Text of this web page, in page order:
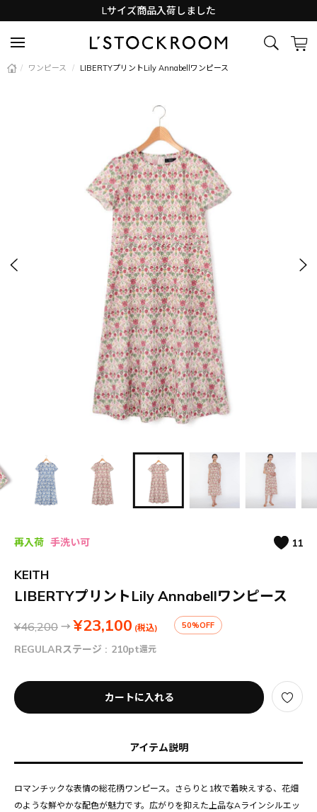
Lサイズ商品入荷しました
/ ワンピース / LIBERTYプリントLily Annabellワンピース
再入荷 手洗い可 11
KEITH
LIBERTYプリントLily Annabellワンピース
¥46,200 → ¥23,100 (税込) 50%OFF
REGULARステージ : 210pt還元
カートに入れる
アイテム説明
ロマンチックな表情の総花柄ワンピース。さらりと1枚で着映えする、花畑
のような鮮やかな配色が魅力です。広がりを抑えた上品なAラインシルエッ